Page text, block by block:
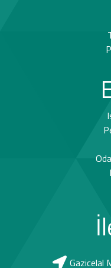
Gazicelal